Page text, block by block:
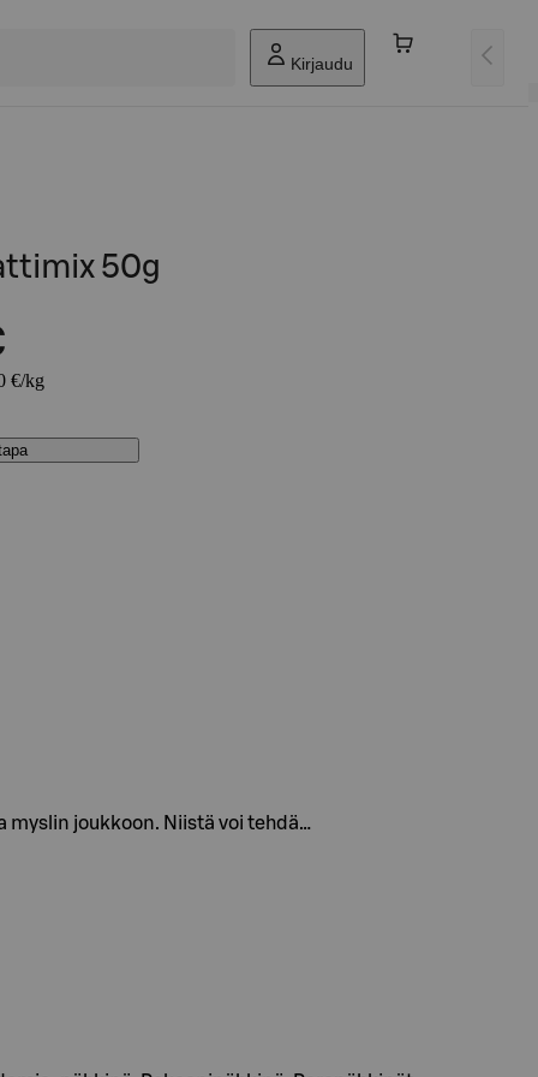
Kirjaudu
50g
€/kg
myslin joukkoon. Niistä voi tehdä…